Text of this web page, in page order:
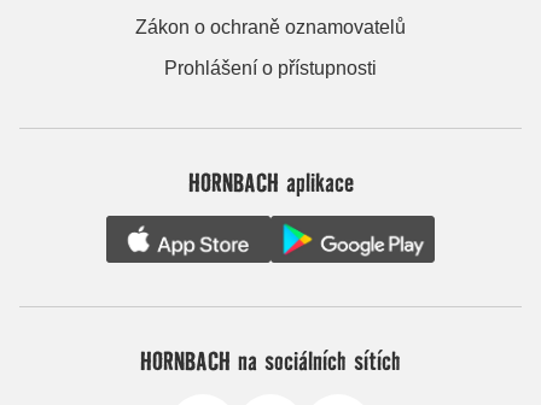
Zákon o ochraně oznamovatelů
Prohlášení o přístupnosti
HORNBACH aplikace
HORNBACH na sociálních sítích